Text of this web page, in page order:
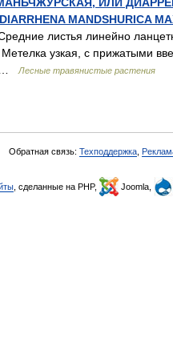
MANDSHURICA
листья линейно
узкая, с прижатыми
…
Лесные травянистые растения
Обратная связь: Техподдержка
, сделанные на PHP, Joomla,